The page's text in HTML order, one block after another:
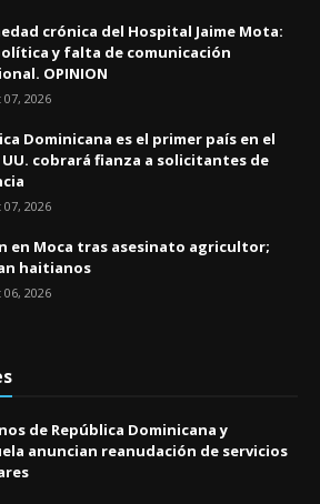
crónica del Hospital Jaime Mota:
y falta de comunicación
OPINION
2026
Dominicana es el primer país en el
UU. cobrará fianza a solicitantes de
2026
en Moca tras asesinato agricultor;
haitianos
2026
de República Dominicana y
anuncian reanudación de servicios